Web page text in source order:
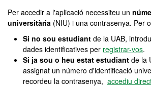
Per accedir a l'aplicació necessiteu un
universitària (NIU) i una contrasenya. Per
Si no sou estudiant de la UAB,
dades identificatives per registrar-vos.
Si ja sou o heu estat estudiant de la
assignat un número d'identificació
recordeu la contrasenya, accediu